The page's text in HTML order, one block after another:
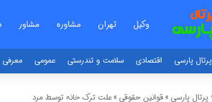
وکیل تهران مشاوره مشاور
پرتال پارسی اقتصادی سلامت و تندرستی عمومی معرفی
پرتال پارسی » قوانین حقوقی » علت ترک خانه توسط مرد